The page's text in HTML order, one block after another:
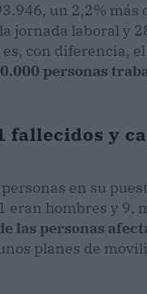
un 2,2%
jornada laboral y
con diferencia,
personas
fallecidos y
en su
hombres y 9,
las personas
planes de